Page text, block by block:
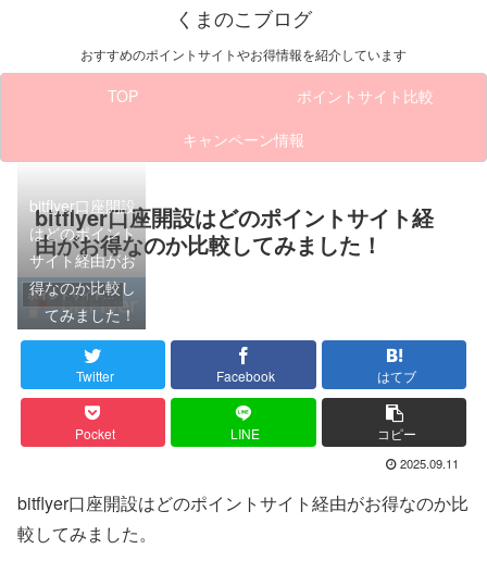
くまのこブログ
おすすめのポイントサイトやお得情報を紹介しています
TOP
ポイントサイト比較
キャンペーン情報
bitflyer口座開設はどのポイントサイト経
由がお得なのか比較してみました！
ポイントサイト比較
bitflyer口座開設
はどのポイント
サイト経由がお
得なのか比較し
てみました！
Twitter Facebook はてブ
Pocket LINE コピー
2025.09.11
bitflyer口座開設はどのポイントサイト経由がお得なのか比
較してみました。